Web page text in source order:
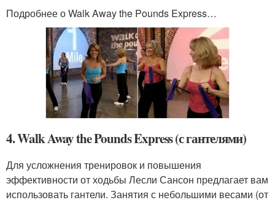
Подробнее о Walk Away the Pounds Express…
4. Walk Away the Pounds Express (с гантелями)
Для усложнения тренировок и повышения
эффективности от ходьбы Лесли Сансон предлагает вам
использовать гантели. Занятия с небольшими весами (от